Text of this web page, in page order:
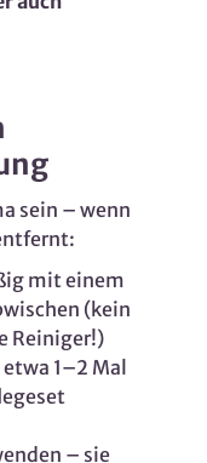
sein – wenn
mit einem
(kein
Reiniger!)
1–2 Mal
– sie